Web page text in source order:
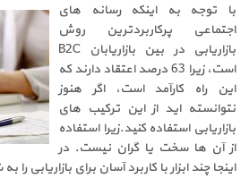
با توجه به اینکه رسانه های
اجتماعی پرکاربردترین روش
بازاریابی در بین بازاریابان B2C
است، زیرا 63 درصد اعتقاد دارند که
این راه کارآمد است، اگر هنوز
نتوانسته اید از این ترکیب های
بازاریابی استفاده کنید.زیرا استفاده
از آن ها سخت یا گران نیست. در
اینجا چند ابزار با کاربرد آسان برای بازاریابی